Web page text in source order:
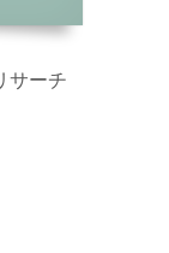
サーチ